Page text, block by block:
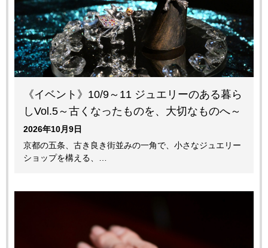
《イベント》10/9～11 ジュエリーのある暮ら
しVol.5～古くなったものを、大切なものへ～
2026年10月9日
京都の五条、古き良き街並みの一角で、小さなジュエリー
ショップを構える、…